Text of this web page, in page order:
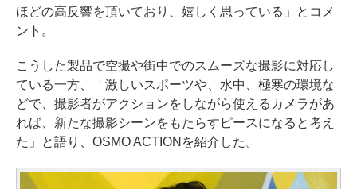
ほどの高反響を頂いており、嬉しく思っている」とコメ
ント。
こうした製品で空撮や街中でのスムーズな撮影に対応し
ている一方、「激しいスポーツや、水中、極寒の環境な
どで、撮影者がアクションをしながら使えるカメラがあ
れば、新たな撮影シーンをもたらすピースになると考え
た」と語り、OSMO ACTIONを紹介した。